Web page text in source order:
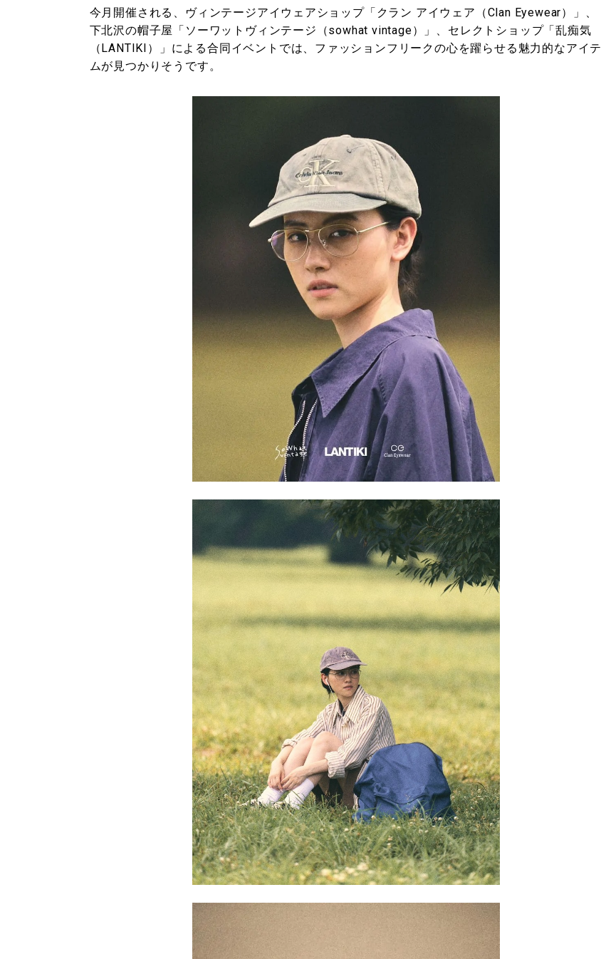
今月開催される、ヴィンテージアイウェアショップ「クラン アイウェア（Clan Eyewear）」、
下北沢の帽子屋「ソーワットヴィンテージ（sowhat vintage）」、セレクトショップ「乱痴気
（LANTIKI）」による合同イベントでは、ファッションフリークの心を躍らせる魅力的なアイテ
ムが見つかりそうです。